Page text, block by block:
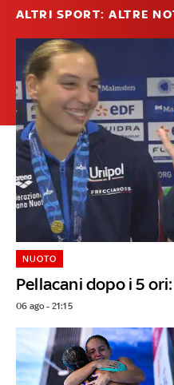
ALTRI SPORT: ALTRE
Pellacani dopo i 5
NUOTO
06 ago - 21:15